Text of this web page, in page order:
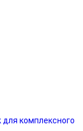
комплексного